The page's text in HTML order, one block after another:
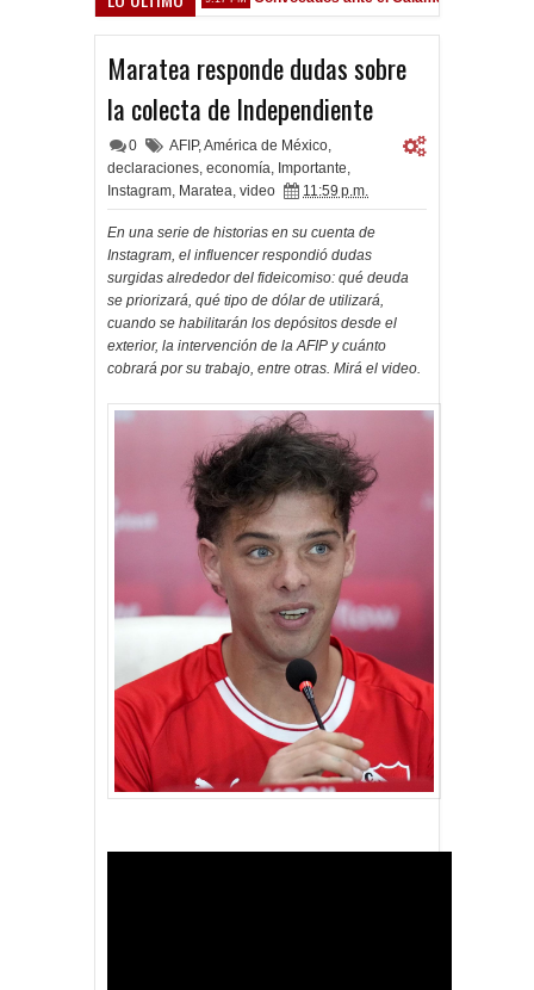
Maratea responde dudas sobre
la colecta de Independiente
0 AFIP,América de México,
declaraciones, economía, Importante,
Instagram, Maratea, video 11:59 p.m.
En una serie de historias en su cuenta de
Instagram, el influencer respondió dudas
surgidas alrededor del fideicomiso: qué deuda
se priorizará, qué tipo de dólar de utilizará,
cuando se habilitarán los depósitos desde el
exterior, la intervención de la AFIP y cuánto
cobrará por su trabajo, entre otras. Mirá el video.